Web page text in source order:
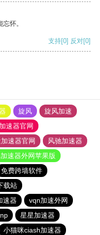
怀。
支持[0] 反对[0]
旋风
旋风加速
速器官网
速器官网
风驰加速器
速器外网苹果版
免费跨墙软件
载站
速器
vqn加速外网
星星加速器
小猫咪ciash加速器